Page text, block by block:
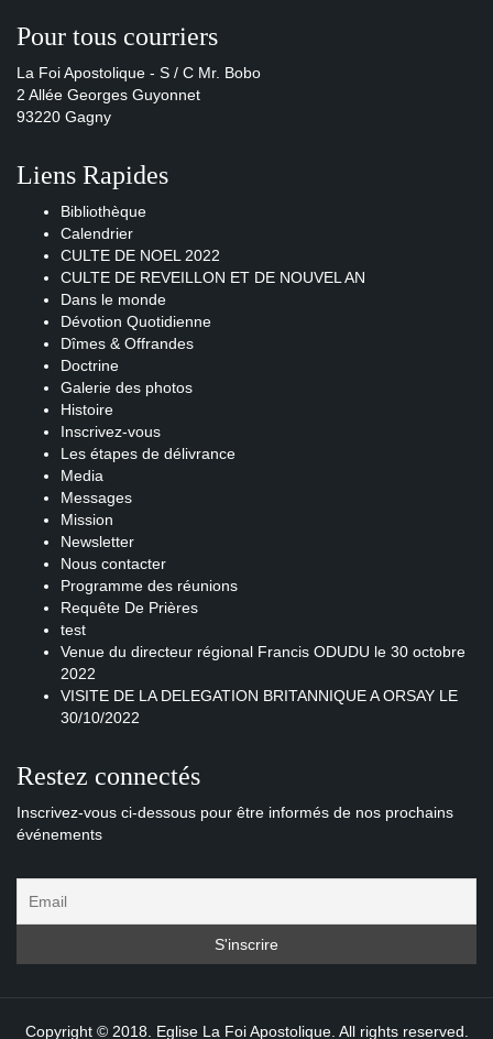
Pour tous courriers
La Foi Apostolique - S / C Mr. Bobo
2 Allée Georges Guyonnet
93220 Gagny
Liens Rapides
Bibliothèque
Calendrier
CULTE DE NOEL 2022
CULTE DE REVEILLON ET DE NOUVEL AN
Dans le monde
Dévotion Quotidienne
Dîmes & Offrandes
Doctrine
Galerie des photos
Histoire
Inscrivez-vous
Les étapes de délivrance
Media
Messages
Mission
Newsletter
Nous contacter
Programme des réunions
Requête De Prières
test
Venue du directeur régional Francis ODUDU le 30 octobre
2022
VISITE DE LA DELEGATION BRITANNIQUE A ORSAY LE
30/10/2022
Restez connectés
Inscrivez-vous ci-dessous pour être informés de nos prochains
événements
Copyright © 2018. Eglise La Foi Apostolique. All rights reserved.